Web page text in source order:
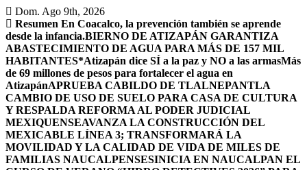
Saltar
al
contenido
Dom. Ago 9th, 2026
Resumen En Coacalco, la prevención también se aprende
desde la infancia.BIERNO DE ATIZAPÁN GARANTIZA
ABASTECIMIENTO DE AGUA PARA MÁS DE 157 MIL
HABITANTES*Atizapán dice SÍ a la paz y NO a las armasMás
de 69 millones de pesos para fortalecer el agua en
AtizapánAPRUEBA CABILDO DE TLALNEPANTLA
CAMBIO DE USO DE SUELO PARA CASA DE CULTURA
Y RESPALDA REFORMA AL PODER JUDICIAL
MEXIQUENSEAVANZA LA CONSTRUCCIÓN DEL
MEXICABLE LÍNEA 3; TRANSFORMARÁ LA
MOVILIDAD Y LA CALIDAD DE VIDA DE MILES DE
FAMILIAS NAUCALPENSESINICIA EN NAUCALPAN EL